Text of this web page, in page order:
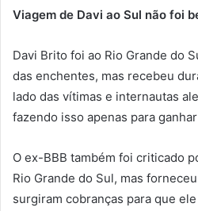
Viagem de Davi ao Sul não foi
Davi Brito foi ao Rio Grande do
das enchentes, mas recebeu
lado das vítimas e internautas
fazendo isso apenas para
O ex-BBB também foi criticado
Rio Grande do Sul, mas
surgiram cobranças para que